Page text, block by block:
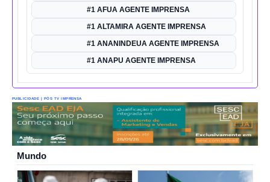
#1 AFUA AGENTE IMPRENSA
#1 ALTAMIRA AGENTE IMPRENSA
#1 ANANINDEUA AGENTE IMPRENSA
#1 ANAPU AGENTE IMPRENSA
PUBLICIDADE | PÓS TV IMPRENSA
Mundo